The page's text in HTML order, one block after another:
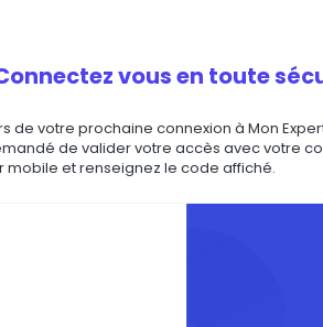
vous en toute
de votre prochaine connexion à Mon
de valider votre accès avec votre
mobile et renseignez le code affiché.